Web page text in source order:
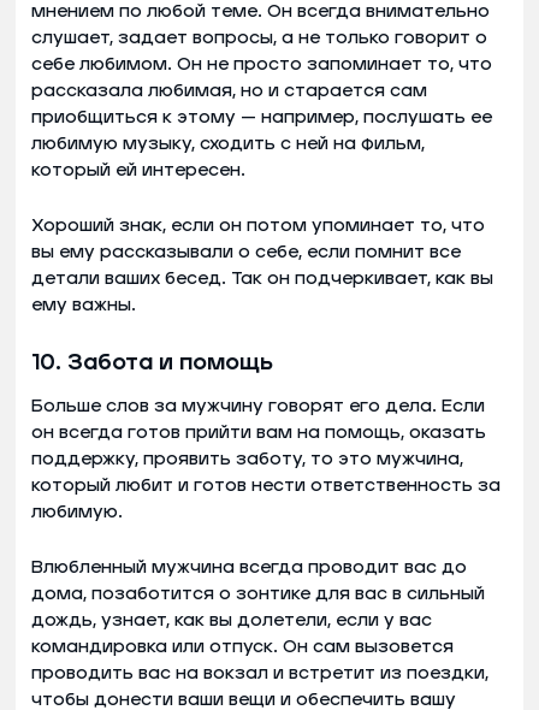
мнением по любой теме. Он всегда внимательно
слушает, задает вопросы, а не только говорит о
себе любимом. Он не просто запоминает то, что
рассказала любимая, но и старается сам
приобщиться к этому — например, послушать ее
любимую музыку, сходить с ней на фильм,
который ей интересен.
Хороший знак, если он потом упоминает то, что
вы ему рассказывали о себе, если помнит все
детали ваших бесед. Так он подчеркивает, как вы
ему важны.
10. Забота и помощь
Больше слов за мужчину говорят его дела. Если
он всегда готов прийти вам на помощь, оказать
поддержку, проявить заботу, то это мужчина,
который любит и готов нести ответственность за
любимую.
Влюбленный мужчина всегда проводит вас до
дома, позаботится о зонтике для вас в сильный
дождь, узнает, как вы долетели, если у вас
командировка или отпуск. Он сам вызовется
проводить вас на вокзал и встретит из поездки,
чтобы донести ваши вещи и обеспечить вашу